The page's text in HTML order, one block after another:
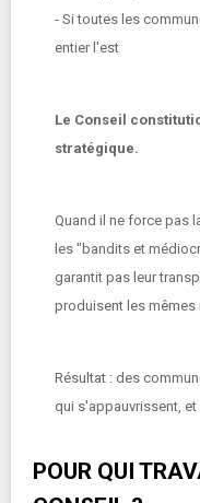
- Si toutes les
entier l'est
Le Conseil
stratégique.
Quand il ne force pas
les "bandits et
garantit pas leur
produisent les mêmes
Résultat : des
qui s'appauvrissent,
POUR QUI